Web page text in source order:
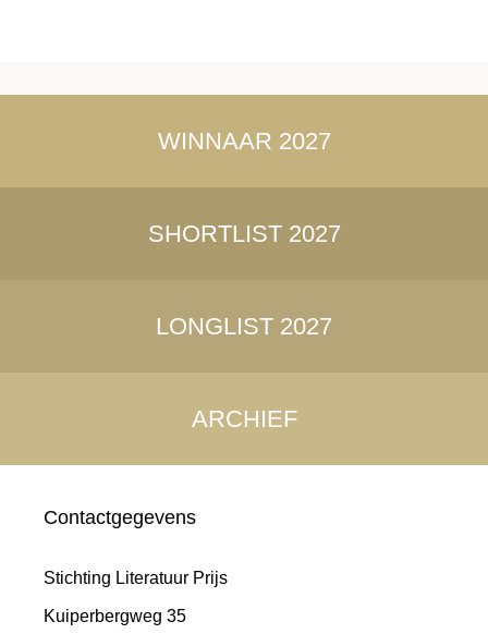
WINNAAR 2027
SHORTLIST 2027
LONGLIST 2027
ARCHIEF
Contactgegevens
Stichting Literatuur Prijs
Kuiperbergweg 35